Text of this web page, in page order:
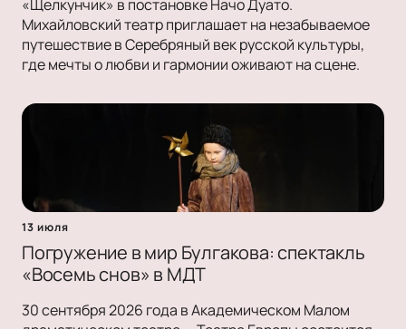
«Щелкунчик» в постановке Начо Дуато.
Михайловский театр приглашает на незабываемое
путешествие в Серебряный век русской культуры,
где мечты о любви и гармонии оживают на сцене.
13 июля
Погружение в мир Булгакова: спектакль
«Восемь снов» в МДТ
30 сентября 2026 года в Академическом Малом